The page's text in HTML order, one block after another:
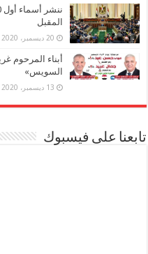
المقبل
20 ديسمبر، 2020
أبناء المرحوم
السويس»
13 ديسمبر، 2020
تابعنا على فيسبوك